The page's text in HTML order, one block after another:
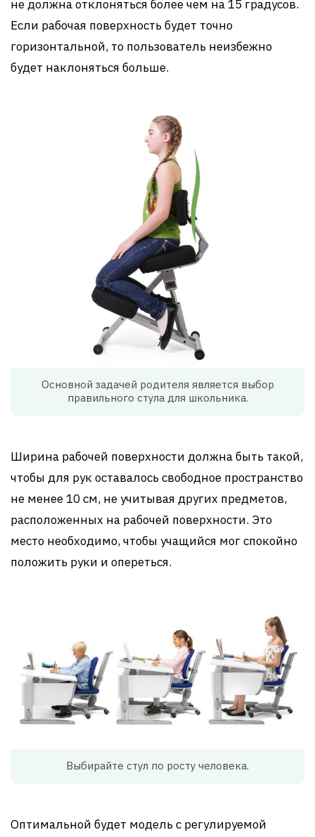
не должна отклоняться более чем на 15 градусов.
Если рабочая поверхность будет точно
горизонтальной, то пользователь неизбежно
будет наклоняться больше.
Основной задачей родителя является выбор
правильного стула для школьника.
Ширина рабочей поверхности должна быть такой,
чтобы для рук оставалось свободное пространство
не менее 10 см, не учитывая других предметов,
расположенных на рабочей поверхности. Это
место необходимо, чтобы учащийся мог спокойно
положить руки и опереться.
Выбирайте стул по росту человека.
Оптимальной будет модель с регулируемой